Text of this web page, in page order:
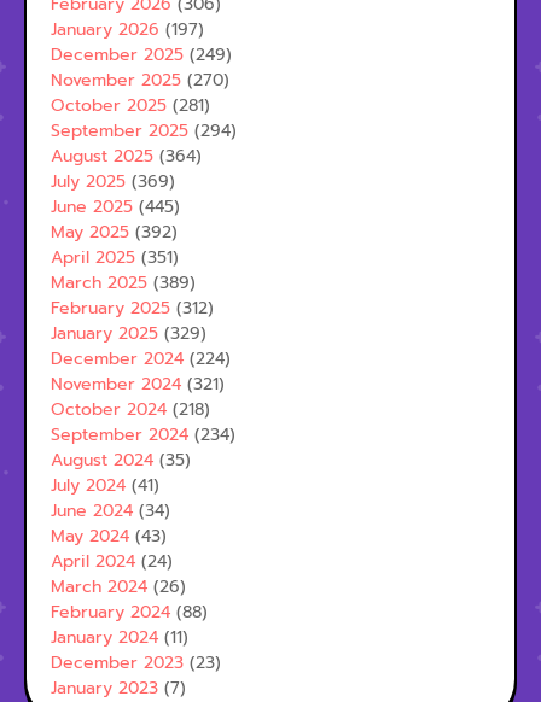
January 2026 (197)
December 2025 (249)
November 2025 (270)
October 2025 (281)
September 2025 (294)
August 2025 (364)
July 2025 (369)
June 2025 (445)
May 2025 (392)
April 2025 (351)
March 2025 (389)
February 2025 (312)
January 2025 (329)
December 2024 (224)
November 2024 (321)
October 2024 (218)
September 2024 (234)
August 2024 (35)
July 2024 (41)
June 2024 (34)
May 2024 (43)
April 2024 (24)
March 2024 (26)
February 2024 (88)
January 2024 (11)
December 2023 (23)
January 2023 (7)